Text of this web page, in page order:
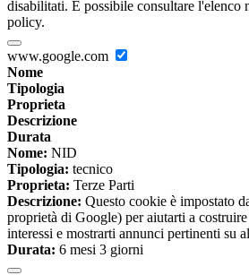
disabilitati. È possibile consultare l'elenco
policy.
www.google.com
Nome
Tipologia
Proprieta
Descrizione
Durata
Nome: NID
Tipologia: tecnico
Proprieta: Terze Parti
Descrizione: Questo cookie è impostato
proprietà di Google) per aiutarti a
interessi e mostrarti annunci pertinenti su
Durata: 6 mesi 3 giorni